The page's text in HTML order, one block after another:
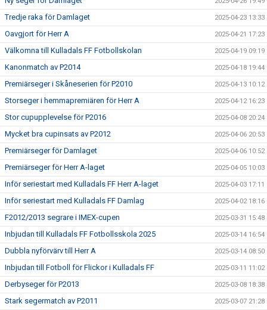
Tredje raka för Damlaget 2025-04-23 13:33
Oavgjort för Herr A 2025-04-21 17:23
Välkomna till Kulladals FF Fotbollskolan 2025-04-19 09:19
Kanonmatch av P2014 2025-04-18 19:44
Premiärseger i Skåneserien för P2010 2025-04-13 10:12
Storseger i hemmapremiären för Herr A 2025-04-12 16:23
Stor cupupplevelse för P2016 2025-04-08 20:24
Mycket bra cupinsats av P2012 2025-04-06 20:53
Premiärseger för Damlaget 2025-04-06 10:52
Premiärseger för Herr A-laget 2025-04-05 10:03
Inför seriestart med Kulladals FF Herr A-laget 2025-04-03 17:11
Inför seriestart med Kulladals FF Damlag 2025-04-02 18:16
F2012/2013 segrare i IMEX-cupen 2025-03-31 15:48
Inbjudan till Kulladals FF Fotbollsskola 2025 2025-03-14 16:54
Dubbla nyförvärv till Herr A 2025-03-14 08:50
Inbjudan till Fotboll för Flickor i Kulladals FF 2025-03-11 11:02
Derbyseger för P2013 2025-03-08 18:38
Stark segermatch av P2011 2025-03-07 21:28